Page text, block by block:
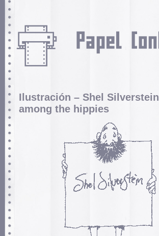
Ilustración – Shel Silverstein
among the hippies